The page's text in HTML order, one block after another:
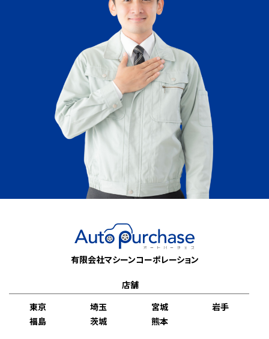
有限会社マシーンコーポレーション
店舗
東京
埼玉 宮城
岩手
福島
茨城 熊本